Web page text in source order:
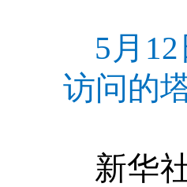
5月
访问的
新华